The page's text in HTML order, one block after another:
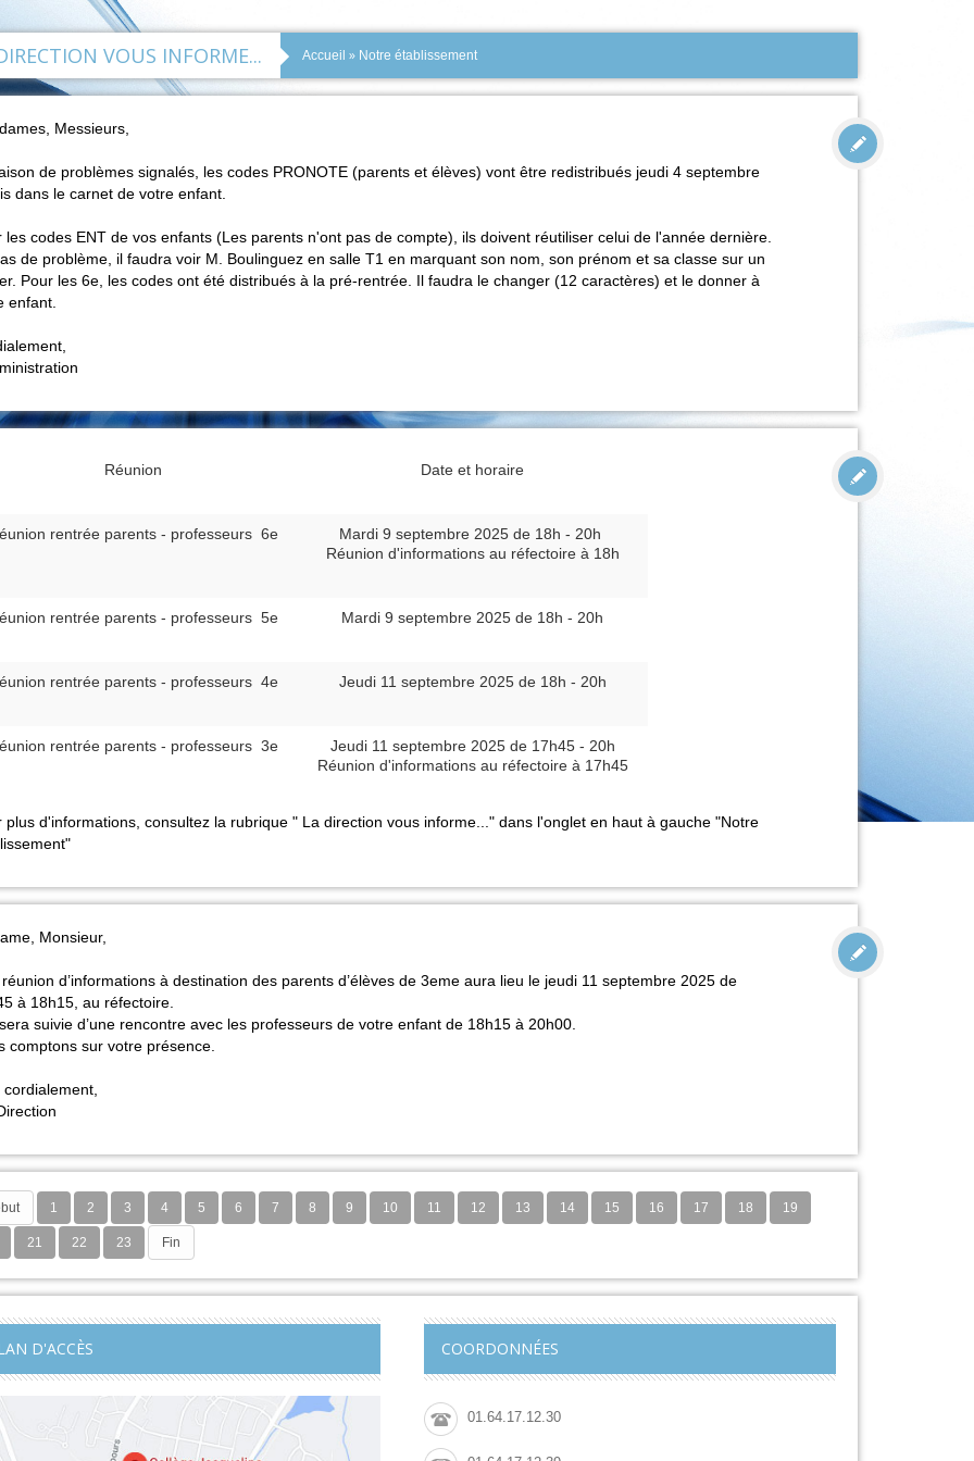
VOUS INFORME... Accueil » Notre établissement
Messieurs,
de problèmes signalés, les codes PRONOTE (parents et élèves) vont être redistribués jeudi 4 septembre
dans le carnet de votre enfant.
les codes ENT de vos enfants (Les parents n'ont pas de compte), ils doivent réutiliser celui de l'année dernière.
de problème, il faudra voir M. Boulinguez en salle T1 en marquant son nom, son prénom et sa classe sur un
Pour les 6e, les codes ont été distribués à la pré-rentrée. Il faudra le changer (12 caractères) et le donner à
enfant.
Réunion Date et horaire
rentrée parents - professeurs 6e
Mardi 9 septembre 2025 de 18h - 20h
Réunion d'informations au réfectoire à 18h
rentrée parents - professeurs 5e Mardi 9 septembre 2025 de 18h - 20h
rentrée parents - professeurs 4e Jeudi 11 septembre 2025 de 18h - 20h
rentrée parents - professeurs 3e
Jeudi 11 septembre 2025 de 17h45 - 20h
Réunion d'informations au réfectoire à 17h45
plus d'informations, consultez la rubrique " La direction vous informe..." dans l'onglet en haut à gauche "Notre
Monsieur,
d’informations à destination des parents d’élèves de 3eme aura lieu le jeudi 11 septembre2025 de
à 18h15, au réfectoire.
suivie d’une rencontre avec les professeurs de votre enfant de 18h15 à 20h00.
comptons sur votre présence.
cordialement,
1 2 3 4 5 6 7 8 9 10 11 12 13 14 15 16 17 18 19
21 22 23 Fin
D'ACCÈS COORDONNÉES
01.64.17.12.30